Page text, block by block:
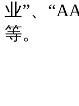
业”、
等。